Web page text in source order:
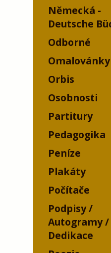
Německá -
Deutsche
Odborné
Omalovánky
Orbis
Osobnosti
Partitury
Pedagogika
Peníze
Plakáty
Počítače
Podpisy /
Autogramy /
Dedikace